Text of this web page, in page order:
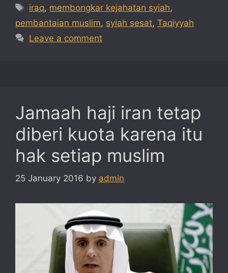
Tags
iraq, membongkar kejahatan syiah,
pembantaian muslim, syiah sesat, Taqiyyah
Leave a comment
Jamaah haji iran tetap
diberi kuota karena itu
hak setiap muslim
25 January 2016 by admin